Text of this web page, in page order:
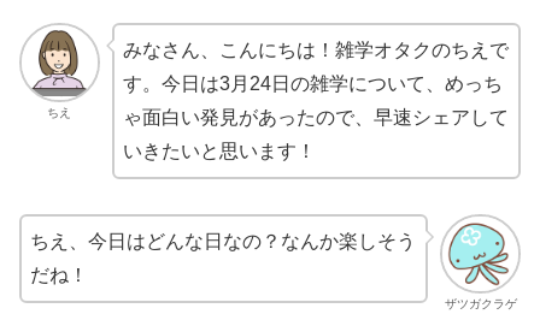
ちえ
みなさん、こんにちは！雑学オタクのちえで
す。今日は3月24日の雑学について、めっち
ゃ面白い発見があったので、早速シェアして
いきたいと思います！
ザツガクラゲ
ちえ、今日はどんな日なの？なんか楽しそう
だね！